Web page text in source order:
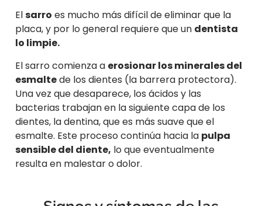
Elsarro es mucho más difícil de eliminar que la
placa, y por lo general requiere que un dentista
lo limpie.
El sarro comienza a erosionar los minerales del
esmaltede los dientes (la barrera protectora).
Una vez que desaparece, los ácidos y las
bacterias trabajan en la siguiente capa de los
dientes, la dentina, que es más suave que el
esmalte. Este proceso continúa hacia la pulpa
sensible del diente, lo que eventualmente
resulta en malestar o dolor.